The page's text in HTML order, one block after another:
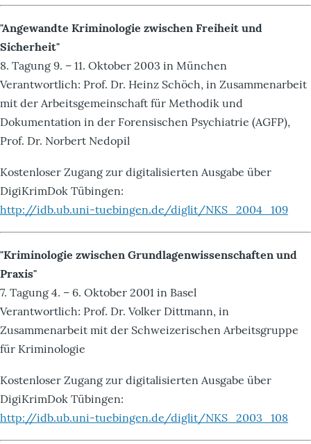
"Angewandte Kriminologie zwischen Freiheit und
Sicherheit"
8. Tagung 9. – 11. Oktober 2003 in München
Verantwortlich: Prof. Dr. Heinz Schöch, in Zusammenarbeit
mit der Arbeitsgemeinschaft für Methodik und
Dokumentation in der Forensischen Psychiatrie (AGFP),
Prof. Dr. Norbert Nedopil
Kostenloser Zugang zur digitalisierten Ausgabe über
DigiKrimDok Tübingen:
http://idb.ub.uni-tuebingen.de/diglit/NKS_2004_109
"Kriminologie zwischen Grundlagenwissenschaften und
Praxis"
7. Tagung 4. – 6. Oktober 2001 in Basel
Verantwortlich: Prof. Dr. Volker Dittmann, in
Zusammenarbeit mit der Schweizerischen Arbeitsgruppe
für Kriminologie
Kostenloser Zugang zur digitalisierten Ausgabe über
DigiKrimDok Tübingen:
http://idb.ub.uni-tuebingen.de/diglit/NKS_2003_108